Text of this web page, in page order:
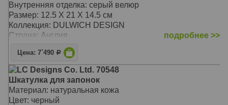
Внутренняя отделка: серый велюр
Размер: 12.5 X 21 X 14.5 см
Коллекция: DULWICH DESIGN
Страна: Англия
подробнее >>
Цена: 7`490 Р
LC Designs Co. Ltd. 70548
Шкатулка для запонок
Материал: натуральная кожа
Цвет: черный